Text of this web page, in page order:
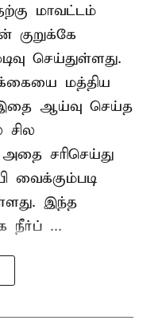
மாவட்டம்
குறுக்கே
செய்துள்ளது.
மத்திய
இதை ஆய்வு செய்த
அதை சரிசெய்து
வைக்கும்படி
இந்த
நீர்ப் ...